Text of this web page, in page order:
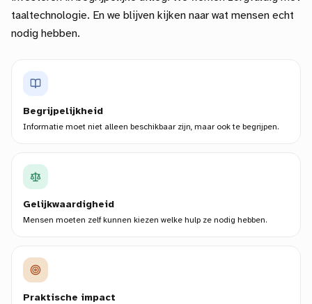
taaltechnologie. En we blijven kijken naar wat mensen echt
nodig hebben.
Begrijpelijkheid
Informatie moet niet alleen beschikbaar zijn, maar ook te begrijpen.
Gelijkwaardigheid
Mensen moeten zelf kunnen kiezen welke hulp ze nodig hebben.
Praktische impact